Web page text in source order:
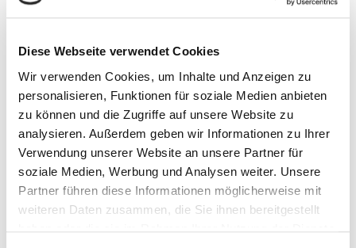
Diese Webseite verwendet Cookies
Wir verwenden Cookies, um Inhalte und Anzeigen zu
personalisieren, Funktionen für soziale Medien anbieten
zu können und die Zugriffe auf unsere Website zu
analysieren. Außerdem geben wir Informationen zu Ihrer
Verwendung unserer Website an unsere Partner für
soziale Medien, Werbung und Analysen weiter. Unsere
Partner führen diese Informationen möglicherweise mit
weiteren Daten zusammen, die Sie ihnen bereitgestellt
überblickbaren Zeitraum absehen können, welche
Unsere Frage an die Parteien:
Wann wird die Landesregierung eine
Entscheidung für ein Modell treffen?
3. Straßenausbaubeiträge
Wir treten für eine Abschaffung der ungerechten
Straßenausbaubeiträge ein. Das